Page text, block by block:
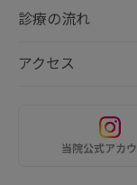
診療の流れ
アクセス
当院公式アカ